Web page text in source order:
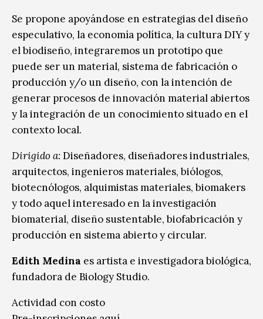
Se propone apoyándose en estrategias del diseño
especulativo, la economía política, la cultura DIY y
el biodiseño, integraremos un prototipo que
puede ser un material, sistema de fabricación o
producción y/o un diseño, con la intención de
generar procesos de innovación material abiertos
y la integración de un conocimiento situado en el
contexto local.
Dirigido a: Diseñadores, diseñadores industriales,
arquitectos, ingenieros materiales, biólogos,
biotecnólogos, alquimistas materiales, biomakers
y todo aquel interesado en la investigación
biomaterial, diseño sustentable, biofabricación y
producción en sistema abierto y circular.
Edith Medina es artista e investigadora biológica,
fundadora de Biology Studio.
Actividad con costo